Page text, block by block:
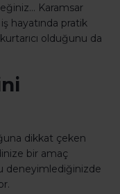
Karamsar
hayatında pratik
olduğunu da
dikkat çeken
bir amaç
deneyimlediğinizde